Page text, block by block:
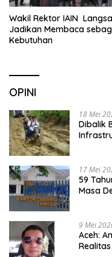
Wakil Rektor IAIN
Jadikan Membaca
Kebutuhan
OPINI
18 Mei
Dibalik
17 Mei
59
Masa
9 Mei
Aceh: